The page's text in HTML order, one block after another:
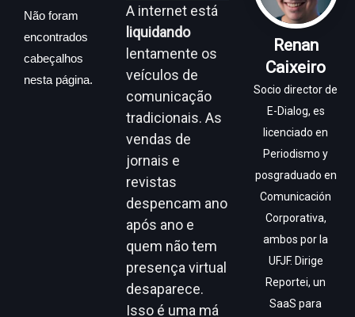
Não foram
encontrados
cabeçalhos
nesta página.
A internet está
liquidando
lentamente os
veículos de
comunicação
tradicionais. As
vendas de
jornais e
revistas
despencam ano
após ano e
quem não tem
presença virtual
desaparece.
Isso é uma má
Renan
Caixeiro
Socio director de
E-Dialog, es
licenciado en
Periodismo y
posgraduado en
Comunicación
Corporativa,
ambos por la
UFJF. Dirige
Reportei, un
SaaS para